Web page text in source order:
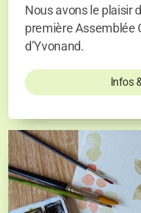
Nous avons le plaisir
première Assemblée
d’Yvonand.
Infos